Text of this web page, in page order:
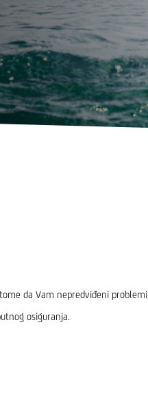
da Vam nepredviđeni
osiguranja.